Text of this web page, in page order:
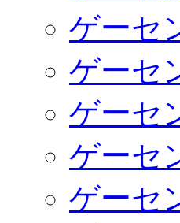
ゲーセ
ゲーセ
ゲーセ
ゲーセ
ゲーセ